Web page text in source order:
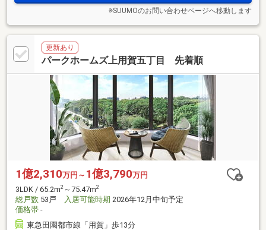
※SUUMOのお問い合わせページへ移動します
更新あり
パークホームズ上用賀五丁目 先着順
1億2,310万円～ 1億3,790万円
3LDK / 65.2m2 ～75.47m2
総戸数 53戸 入居可能時期 2026年12月中旬予定
価格帯 -
東急田園都市線「用賀」歩13分